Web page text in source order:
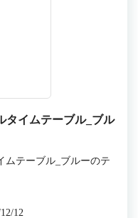
タイムテーブル_ブル
ムテーブル_ブルーのテ
12